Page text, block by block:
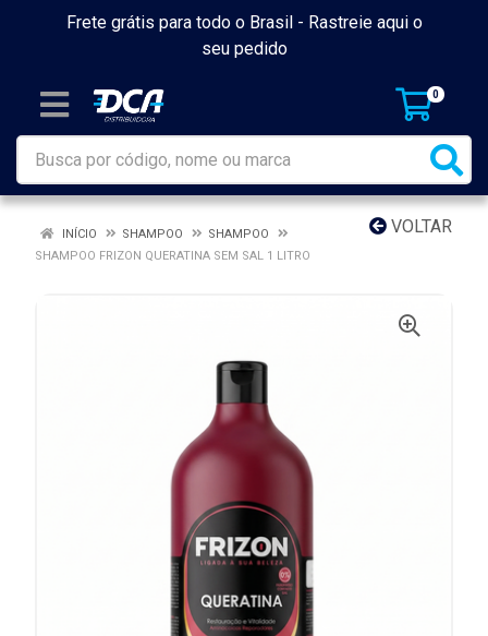
Frete grátis para todo o Brasil - Rastreie aqui o
seu pedido
0
VOLTAR
INÍCIO SHAMPOO
SHAMPOO
SHAMPOO FRIZON QUERATINA SEM SAL 1 LITRO